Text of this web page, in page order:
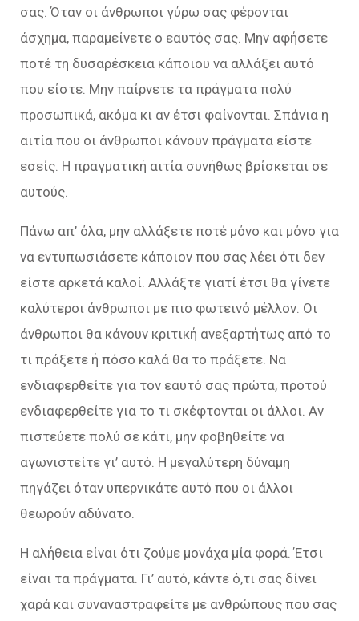
σας. Όταν οι άνθρωποι γύρω σας φέρονται
άσχημα, παραμείνετε ο εαυτός σας. Μην αφήσετε
ποτέ τη δυσαρέσκεια κάποιου να αλλάξει αυτό
που είστε. Μην παίρνετε τα πράγματα πολύ
προσωπικά, ακόμα κι αν έτσι φαίνονται. Σπάνια η
αιτία που οι άνθρωποι κάνουν πράγματα είστε
εσείς. Η πραγματική αιτία συνήθως βρίσκεται σε
αυτούς.
Πάνω απ’ όλα, μην αλλάξετε ποτέ μόνο και μόνο για
να εντυπωσιάσετε κάποιον που σας λέει ότι δεν
είστε αρκετά καλοί. Αλλάξτε γιατί έτσι θα γίνετε
καλύτεροι άνθρωποι με πιο φωτεινό μέλλον. Οι
άνθρωποι θα κάνουν κριτική ανεξαρτήτως από το
τι πράξετε ή πόσο καλά θα το πράξετε. Να
ενδιαφερθείτε για τον εαυτό σας πρώτα, προτού
ενδιαφερθείτε για το τι σκέφτονται οι άλλοι. Αν
πιστεύετε πολύ σε κάτι, μην φοβηθείτε να
αγωνιστείτε γι’ αυτό. Η μεγαλύτερη δύναμη
πηγάζει όταν υπερνικάτε αυτό που οι άλλοι
θεωρούν αδύνατο.
Η αλήθεια είναι ότι ζούμε μονάχα μία φορά. Έτσι
είναι τα πράγματα. Γι’ αυτό, κάντε ό,τι σας δίνει
χαρά και συναναστραφείτε με ανθρώπους που σας